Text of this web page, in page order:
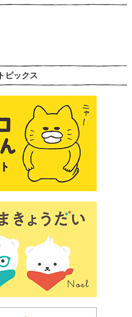
トピックス